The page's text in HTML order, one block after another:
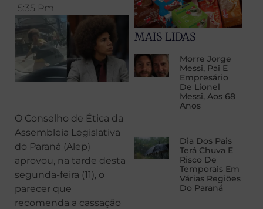
5:35 Pm
O Conselho de Ética da
Assembleia Legislativa
do Paraná (Alep)
aprovou, na tarde desta
segunda-feira (11), o
parecer que
recomenda a cassação
MAIS LIDAS
Morre Jorge
Messi, Pai E
Empresário
De Lionel
Messi, Aos 68
Anos
Dia Dos Pais
Terá Chuva E
Risco De
Temporais Em
Várias Regiões
Do Paraná